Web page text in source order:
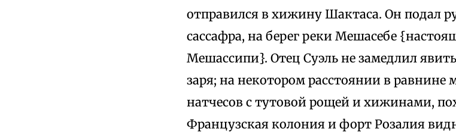
отправился в хижину Шактаса. Он подал
сассафра, на берег реки Мешасебе
Мешассипи}. Отец Суэль не замедлил
заря; на некотором расстоянии в
натчесов с тутовой рощей и хижинами,
Французская колония и форт Розалия